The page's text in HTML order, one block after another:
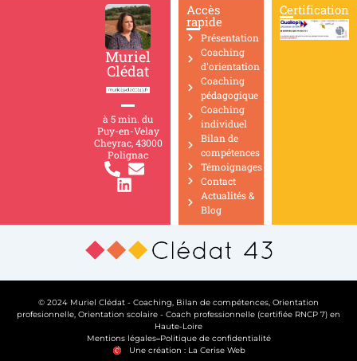
Muriel
Clédat
à 5 min. du
Puy-en-Velay
Cheyrac, 43000
Polignac
Accès
rapide
Présentation
Coaching
d'orientation
Coaching
pédagogique
Coaching
individuel
Bilan de
compétences
Témoignages
Contact
Actualités &
Blog
Certification
© 2024 Muriel Clédat - Coaching, Bilan de compétences, Orientation
profesionnelle, Orientation scolaire - Coach professionnelle (certifiée RNCP 7) en
Haute-Loire
Mentions légales Politique de confidentialité
Une création : La Cerise Web